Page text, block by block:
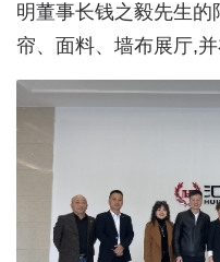
明董事长钱之毅先生
帘、面料、墙布展厅,